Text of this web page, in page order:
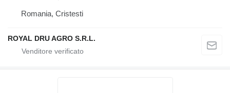
Romania, Cristesti
ROYAL DRU AGRO S.R.L.